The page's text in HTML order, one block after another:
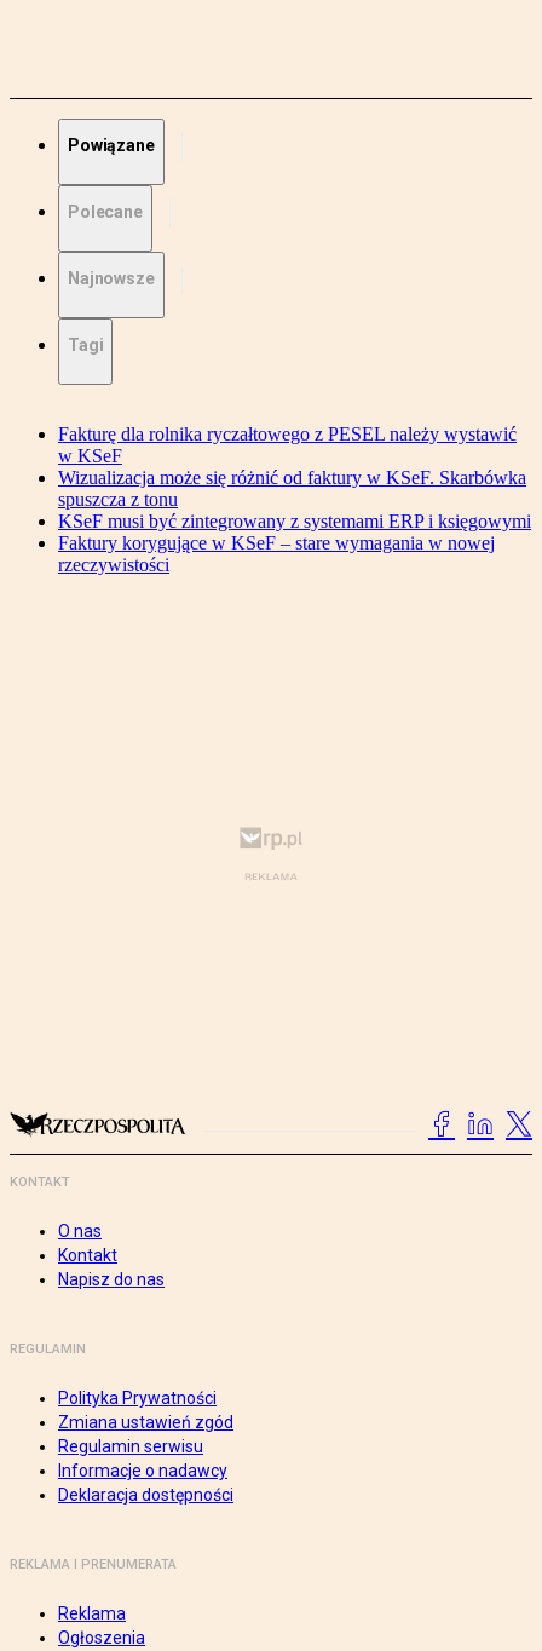
Powiązane
Polecane
Najnowsze
Tagi
Fakturę dla rolnika ryczałtowego z PESEL należy wystawić
w KSeF
Wizualizacja może się różnić od faktury w KSeF. Skarbówka
spuszcza z tonu
KSeF musi być zintegrowany z systemami ERP i księgowymi
Faktury korygujące w KSeF – stare wymagania w nowej
rzeczywistości
KONTAKT
O nas
Kontakt
Napisz do nas
REGULAMIN
Polityka Prywatności
Zmiana ustawień zgód
Regulamin serwisu
Informacje o nadawcy
Deklaracja dostępności
REKLAMA I PRENUMERATA
Reklama
Ogłoszenia